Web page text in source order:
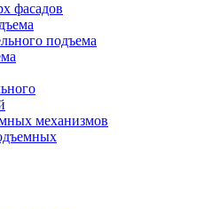
фасадов
подъема
механизмов